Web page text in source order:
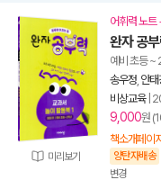
미리보기
어휘력 노트
완자 공
예비 초등 ~
송우정 안태
비상교육|
9,000원
책소개페이
양탄자배송
변경